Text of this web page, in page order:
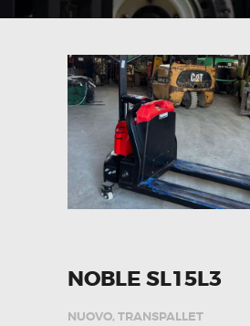
SERVIZI
HOME
NOBLE SL15L3
NUOVO, TRANSPALLET